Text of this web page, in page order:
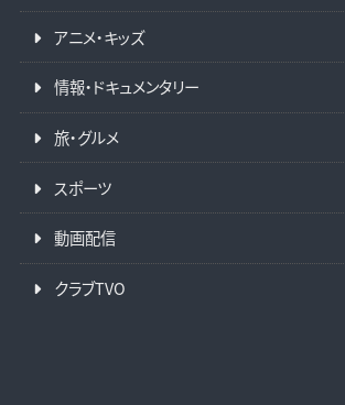
アニメ・キッズ
情報・ドキュメンタリー
旅・グルメ
スポーツ
動画配信
クラブTVO